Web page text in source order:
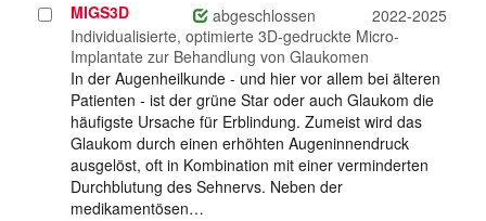
Projekt
auswählen
MIGS3D abgeschlossen
2022-2025
Individualisierte, optimierte 3D-gedruckte Micro-
Implantate zur Behandlung von Glaukomen
In der Augenheilkunde - und hier vor allem bei älteren
Patienten - ist der grüne Star oder auch Glaukom die
häufigste Ursache für Erblindung. Zumeist wird das
Glaukom durch einen erhöhten Augeninnendruck
ausgelöst, oft in Kombination mit einer verminderten
Durchblutung des Sehnervs. Neben der
medikamentösen…